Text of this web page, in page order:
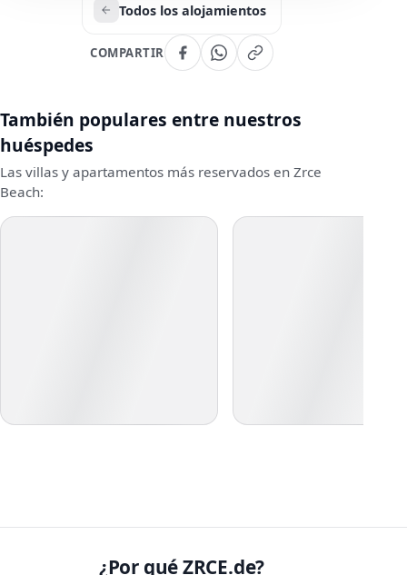
Todos los alojamientos
COMPARTIR
También populares entre nuestros
huéspedes
Las villas y apartamentos más reservados en Zrce
Beach:
¿Por qué ZRCE.de?